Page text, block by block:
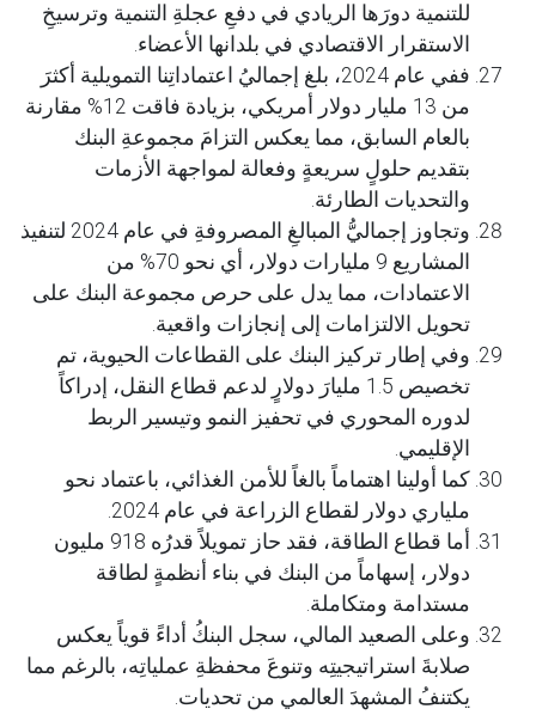
للتنمية دورَها الريادي في دفعِ عجلةِ التنمية وترسيخِ
الاستقرار الاقتصادي في بلدانها الأعضاء.
ففي عام 2024، بلغ إجماليُ اعتماداتِنا التمويلية أكثرَ
من 13 مليار دولار أمريكي، بزيادة فاقت 12% مقارنة
بالعام السابق، مما يعكس التزامَ مجموعةِ البنك
بتقديم حلولٍ سريعةٍ وفعالة لمواجهة الأزمات
والتحديات الطارئة.
وتجاوز إجماليُّ المبالغِ المصروفةِ في عام 2024 لتنفيذ
المشاريع 9 مليارات دولار، أي نحو 70% من
الاعتمادات، مما يدل على حرص مجموعة البنك على
تحويل الالتزامات إلى إنجازات واقعية.
وفي إطار تركيز البنك على القطاعات الحيوية، تم
تخصيص 1.5 مليارَ دولارٍ لدعم قطاع النقل، إدراكاً
لدوره المحوري في تحفيز النمو وتيسير الربط
الإقليمي.
كما أولينا اهتماماً بالغاً للأمن الغذائي، باعتماد نحو
ملياري دولار لقطاع الزراعة في عام 2024.
أما قطاع الطاقة، فقد حاز تمويلاً قدرُه 918 مليون
دولار، إسهاماً من البنك في بناء أنظمةٍ لطاقة
مستدامة ومتكاملة.
وعلى الصعيد المالي، سجل البنكُ أداءً قوياً يعكس
صلابةَ استراتيجيتِه وتنوعَ محفظةِ عملياتِه، بالرغم مما
يكتنفُ المشهدَ العالمي من تحديات.